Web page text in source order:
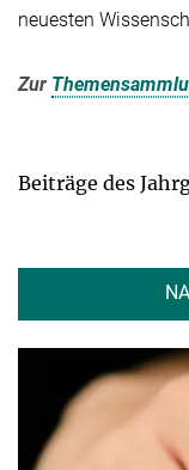
neuesten
Zur
Beiträge des